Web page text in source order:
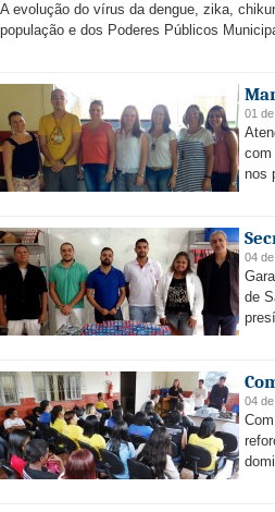
A evolução do vírus da dengue, zika,
população e dos Poderes Públicos
01
com
nos
04
de
04